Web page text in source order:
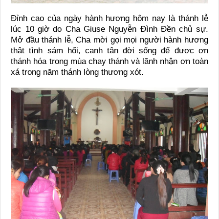
Đỉnh cao của ngày hành hương hôm nay là thánh lễ
lúc 10 giờ do Cha Giuse Nguyễn Đình Đền chủ sự.
Mở đầu thánh lễ, Cha mời gọi mọi người hành hương
thật tình sám hối, canh tân đời sống để được ơn
thánh hóa trong mùa chay thánh và lãnh nhận ơn toàn
xá trong năm thánh lòng thương xót.